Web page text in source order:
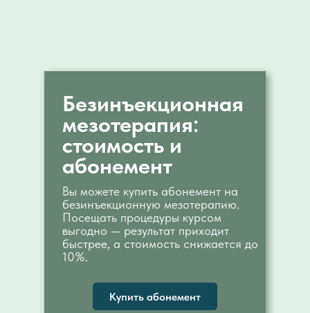
Безинъекционная
мезотерапия:
стоимость и
абонемент
Вы можете купить абонемент на
безинъекционную мезотерапию.
Посещать процедуры курсом
выгодно — результат приходит
быстрее, а стоимость снижается до
10%.
Купить абонемент